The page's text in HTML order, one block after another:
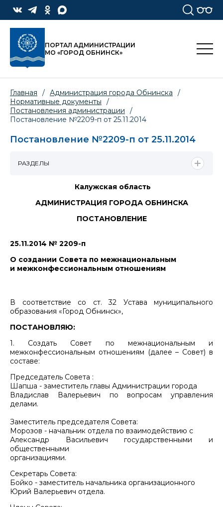
ПОРТАЛ АДМИНИСТРАЦИИ
МО «ГОРОД ОБНИНСК»
Главная / Администрация города Обнинска
/
Нормативные документы
/
Постановления администрации
/
Постановление №2209-п от 25.11.2014
Постановление №2209-п от 25.11.2014
Калужская область
АДМИНИСТРАЦИЯ ГОРОДА ОБНИНСКА
ПОСТАНОВЛЕНИЕ
25.11.2014 № 2209-п
О создании Совета по межнациональным
и межконфессиональным отношениям
В соответствие со ст. 32 Устава муниципального
образования «Город Обнинск»,
ПОСТАНОВЛЯЮ:
1. Создать Совет по межнациональным и
межконфессиональным отношениям (далее – Совет) в
составе:
Председатель Совета :
Шапша - заместитель главы Администрации города
Владислав Валерьевич по вопросам управления
делами.
Заместитель председателя Совета:
Морозов - начальник отдела по взаимодействию с
Александр Васильевич государственными и
общественными
организациями.
Секретарь Совета:
Бойко - заместитель начальника организационного
Юрий Валерьевич отдела.
РАЗДЕЛЫ